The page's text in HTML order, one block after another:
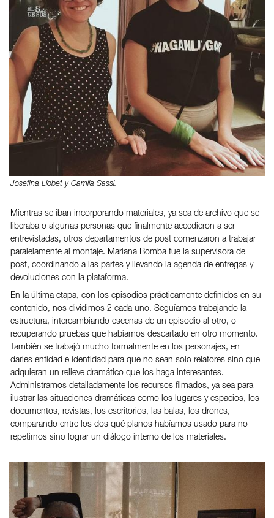
Josefina Llobet y Camila Sassi.
Mientras se iban incorporando materiales, ya sea de archivo que se
liberaba o algunas personas que finalmente accedieron a ser
entrevistadas, otros departamentos de post comenzaron a trabajar
paralelamente al montaje. Mariana Bomba fue la supervisora de
post, coordinando a las partes y llevando la agenda de entregas y
devoluciones con la plataforma.
En la última etapa, con los episodios prácticamente definidos en su
contenido, nos dividimos 2 cada uno. Seguíamos trabajando la
estructura, intercambiando escenas de un episodio al otro, o
recuperando pruebas que habíamos descartado en otro momento.
También se trabajó mucho formalmente en los personajes, en
darles entidad e identidad para que no sean solo relatores sino que
adquieran un relieve dramático que los haga interesantes.
Administramos detalladamente los recursos filmados, ya sea para
ilustrar las situaciones dramáticas como los lugares y espacios, los
documentos, revistas, los escritorios, las balas, los drones,
comparando entre los dos qué planos habíamos usado para no
repetirnos sino lograr un diálogo interno de los materiales.